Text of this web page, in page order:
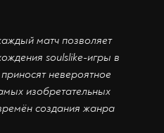
матч позволяет
soulslike-игры в
невероятное
изобретательных
создания жанра